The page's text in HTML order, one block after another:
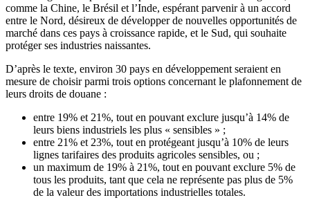
comme la Chine, le Brésil et l’Inde, espérant parvenir à un accord
entre le Nord, désireux de développer de nouvelles opportunités de
marché dans ces pays à croissance rapide, et le Sud, qui souhaite
protéger ses industries naissantes.
D’après le texte, environ 30 pays en développement seraient en
mesure de choisir parmi trois options concernant le plafonnement de
leurs droits de douane :
entre 19% et 21%, tout en pouvant exclure jusqu’à 14% de
leurs biens industriels les plus « sensibles » ;
entre 21% et 23%, tout en protégeant jusqu’à 10% de leurs
lignes tarifaires des produits agricoles sensibles, ou ;
un maximum de 19% à 21%, tout en pouvant exclure 5% de
tous les produits, tant que cela ne représente pas plus de 5%
de la valeur des importations industrielles totales.